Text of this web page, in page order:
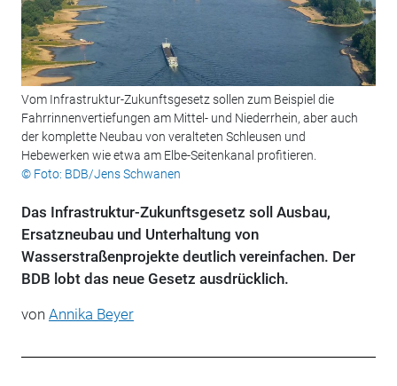
Vom Infrastruktur-Zukunftsgesetz sollen zum Beispiel die
Fahrrinnenvertiefungen am Mittel- und Niederrhein, aber auch
der komplette Neubau von veralteten Schleusen und
Hebewerken wie etwa am Elbe-Seitenkanal profitieren.
© Foto: BDB/Jens Schwanen
Das Infrastruktur-Zukunftsgesetz soll Ausbau,
Ersatzneubau und Unterhaltung von
Wasserstraßenprojekte deutlich vereinfachen. Der
BDB lobt das neue Gesetz ausdrücklich.
von Annika Beyer